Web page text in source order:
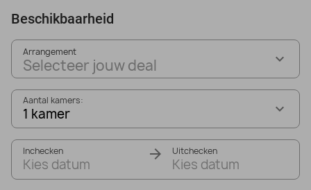
Beschikbaarheid
Arrangement
Selecteer jouw deal
Aantal kamers:
1 kamer
Inchecken
Kies datum
Uitchecken
Kies datum